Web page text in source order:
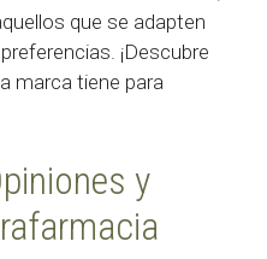
que se adapten
¡Descubre
marca tiene para
y